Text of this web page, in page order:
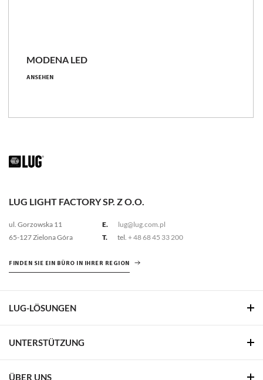
MODENA LED
ANSEHEN
LUG LIGHT FACTORY SP. Z O.O.
ul. Gorzowska 11
65-127 Zielona Góra
E.
lug@lug.com.pl
T.
tel. + 48 68 45 33 200
FINDEN SIE EIN BÜRO IN IHRER REGION
LUG-LÖSUNGEN
UNTERSTÜTZUNG
ÜBER UNS